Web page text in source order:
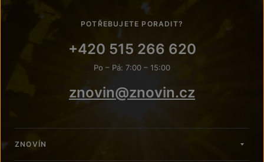
POTŘEBUJETE PORADIT?
+420 515 266 620
Po – Pá: 7:00 – 15:00
znovin@znovin.cz
ZNOVÍN